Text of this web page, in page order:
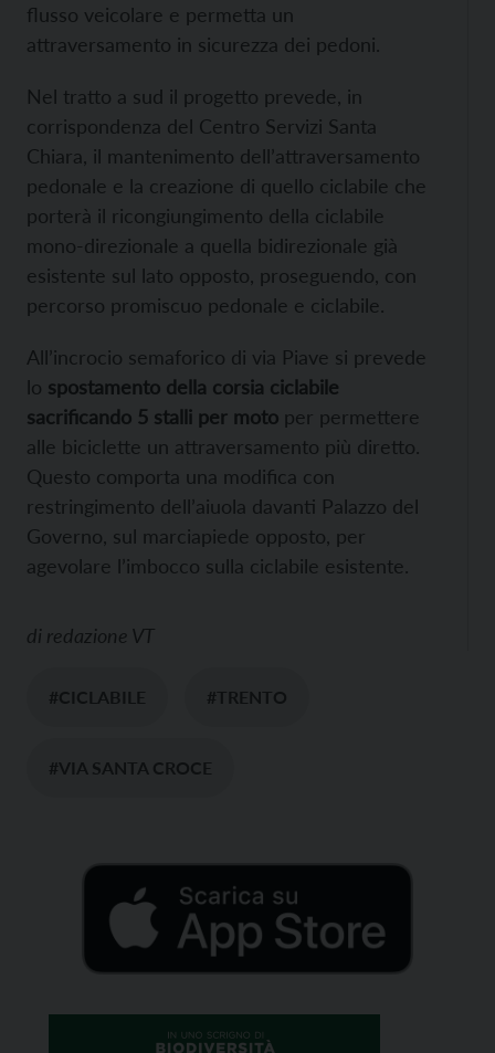
flusso veicolare e permetta un
attraversamento in sicurezza dei pedoni.
Nel tratto a sud il progetto prevede, in
corrispondenza del Centro Servizi Santa
Chiara, il mantenimento dell’attraversamento
pedonale e la creazione di quello ciclabile che
porterà il ricongiungimento della ciclabile
mono-direzionale a quella bidirezionale già
esistente sul lato opposto, proseguendo, con
percorso promiscuo pedonale e ciclabile.
All’incrocio semaforico di via Piave si prevede
lo spostamento della corsia ciclabile
sacrificando 5 stalli per moto per permettere
alle biciclette un attraversamento più diretto.
Questo comporta una modifica con
restringimento dell’aiuola davanti Palazzo del
Governo, sul marciapiede opposto, per
agevolare l’imbocco sulla ciclabile esistente.
di redazione VT
#CICLABILE #TRENTO
#VIA SANTA CROCE